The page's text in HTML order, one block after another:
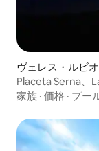
ヴェレス・ルビ
Placeta Serna、
家族 · 価格 · プー